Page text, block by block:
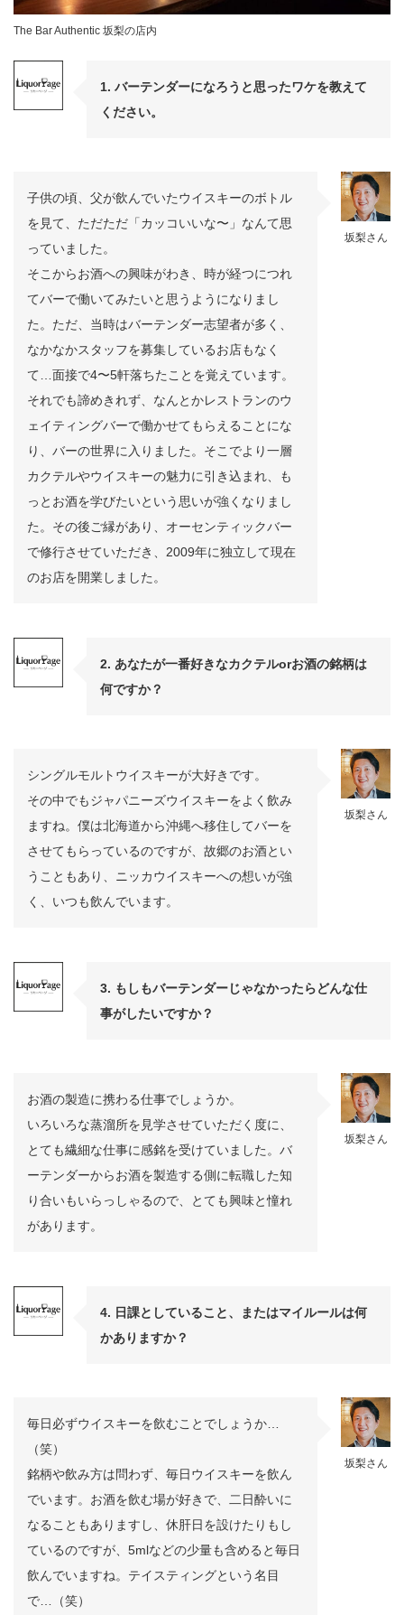
The Bar Authentic 坂梨の店内
1. バーテンダーになろうと思ったワケを教えて
ください。
坂梨さん
子供の頃、父が飲んでいたウイスキーのボトル
を見て、ただただ「カッコいいな〜」なんて思
っていました。
そこからお酒への興味がわき、時が経つにつれ
てバーで働いてみたいと思うようになりまし
た。ただ、当時はバーテンダー志望者が多く、
なかなかスタッフを募集しているお店もなく
て…面接で4〜5軒落ちたことを覚えています。
それでも諦めきれず、なんとかレストランのウ
ェイティングバーで働かせてもらえることにな
り、バーの世界に入りました。そこでより一層
カクテルやウイスキーの魅力に引き込まれ、も
っとお酒を学びたいという思いが強くなりまし
た。その後ご縁があり、オーセンティックバー
で修行させていただき、2009年に独立して現在
のお店を開業しました。
2. あなたが一番好きなカクテルorお酒の銘柄は
何ですか？
坂梨さん
シングルモルトウイスキーが大好きです。
その中でもジャパニーズウイスキーをよく飲み
ますね。僕は北海道から沖縄へ移住してバーを
させてもらっているのですが、故郷のお酒とい
うこともあり、ニッカウイスキーへの想いが強
く、いつも飲んでいます。
3. もしもバーテンダーじゃなかったらどんな仕
事がしたいですか？
坂梨さん
お酒の製造に携わる仕事でしょうか。
いろいろな蒸溜所を見学させていただく度に、
とても繊細な仕事に感銘を受けていました。バ
ーテンダーからお酒を製造する側に転職した知
り合いもいらっしゃるので、とても興味と憧れ
があります。
4. 日課としていること、またはマイルールは何
かありますか？
坂梨さん
毎日必ずウイスキーを飲むことでしょうか…
（笑）
銘柄や飲み方は問わず、毎日ウイスキーを飲ん
でいます。お酒を飲む場が好きで、二日酔いに
なることもありますし、休肝日を設けたりもし
ているのですが、5mlなどの少量も含めると毎日
飲んでいますね。テイスティングという名目
で…（笑）